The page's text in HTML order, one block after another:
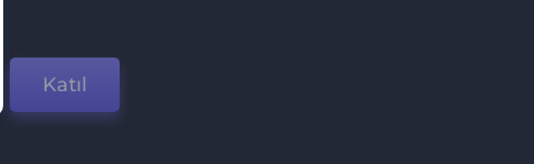
Katıl